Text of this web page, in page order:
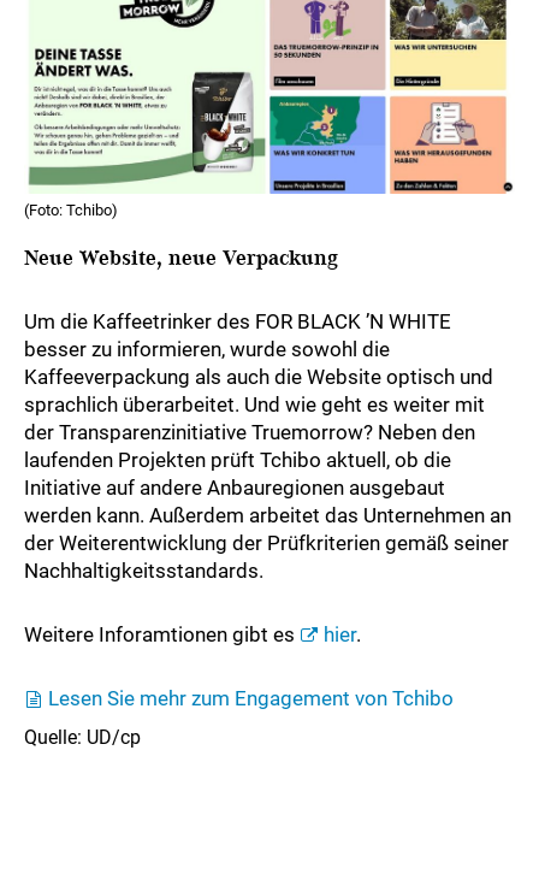
(Foto: Tchibo)
Neue Website, neue Verpackung
Um die Kaffeetrinker des FOR BLACK ’N WHITE
besser zu informieren, wurde sowohl die
Kaffeeverpackung als auch die Website optisch und
sprachlich überarbeitet. Und wie geht es weiter mit
der Transparenzinitiative Truemorrow? Neben den
laufenden Projekten prüft Tchibo aktuell, ob die
Initiative auf andere Anbauregionen ausgebaut
werden kann. Außerdem arbeitet das Unternehmen an
der Weiterentwicklung der Prüfkriterien gemäß seiner
Nachhaltigkeitsstandards.
Weitere Inforamtionen gibt es hier.
Lesen Sie mehr zum Engagement von Tchibo
Quelle: UD/cp